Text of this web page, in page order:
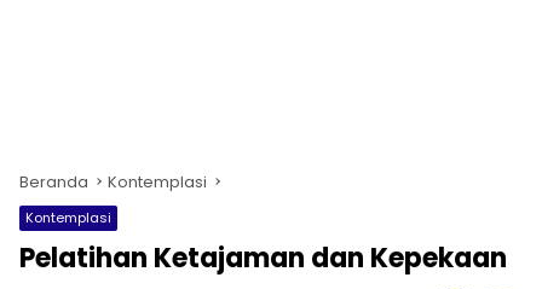
Beranda Kontemplasi
Kontemplasi
Pelatihan Ketajaman dan Kepekaan